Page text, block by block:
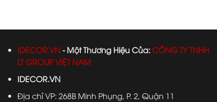
IDECOR.VN- MộtThương Hiệu Của:CÔNG TY TNHH
LT GROUP VIỆT NAM
IDECOR.VN
Địa chỉ VP: 268B Minh Phụng, P. 2, Quận 11